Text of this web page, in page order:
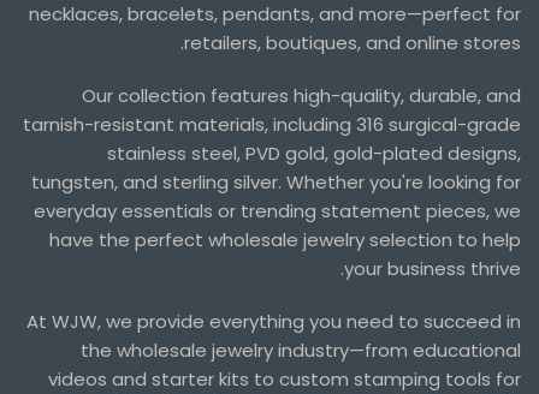
necklaces, bracelets, pendants, and more—perfect for
retailers, boutiques, and online stores.
Our collection features high-quality, durable, and
tarnish-resistant materials, including 316 surgical-grade
stainless steel, PVD gold, gold-plated designs,
tungsten, and sterling silver. Whether you're looking for
everyday essentials or trending statement pieces, we
have the perfect wholesale jewelry selection to help
your business thrive.
At WJW, we provide everything you need to succeed in
the wholesale jewelry industry—from educational
videos and starter kits to custom stamping tools for